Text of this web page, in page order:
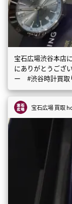
宝石広場渋谷本店
にありがとうござ
ー #渋谷時計買取
宝石広場 買取